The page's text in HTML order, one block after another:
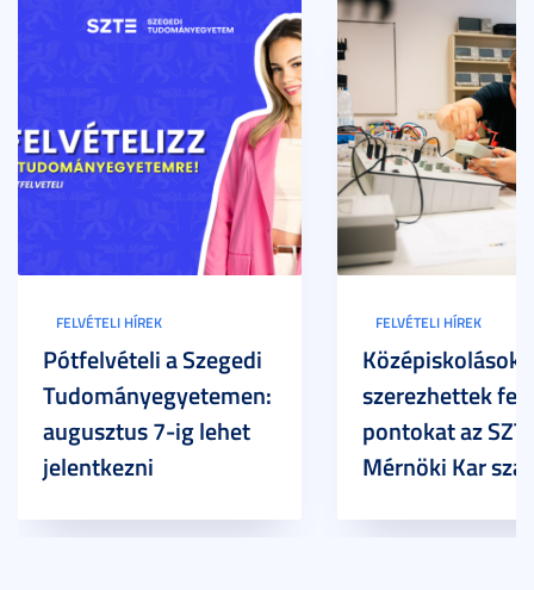
FELVÉTELI HÍREK
Pótfelvételi a Szegedi
Tudományegyetemen:
augusztus 7-ig lehet
jelentkezni
FELVÉTELI HÍREK
Középiskolások
szerezhettek
pontokat az
Mérnöki Kar